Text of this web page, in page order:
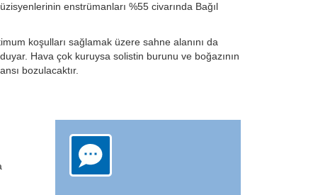
enstrümanları %55 civarında Bağıl
koşulları sağlamak üzere sahne alanını da
Hava çok kuruysa solistin burunu ve boğazının
bozulacaktır.